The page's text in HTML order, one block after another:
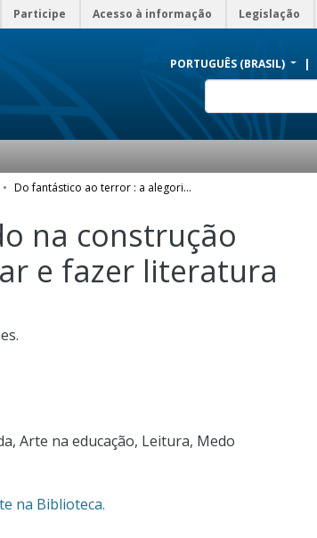
Participe Acesso à informação Legislação
PORTUGUÊS (BRASIL)
Do fantástico ao terror : a alegoria do medo na construção literária - conhecendo os gêneros para amar e fazer literatura
na construção
e fazer literatura
, Arte na educação, Leitura, Medo
na Biblioteca.